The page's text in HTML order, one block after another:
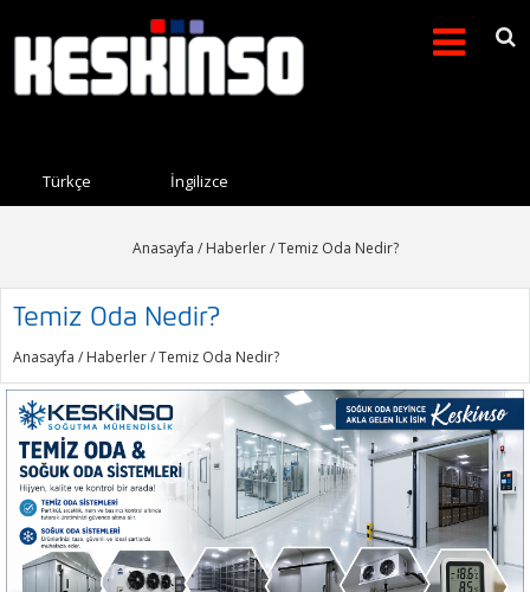
Arama formu
Türkçe İngilizce
Anasayfa / Haberler/ Temiz Oda Nedir?
Temiz Oda Nedir?
Anasayfa / Haberler/ Temiz Oda Nedir?